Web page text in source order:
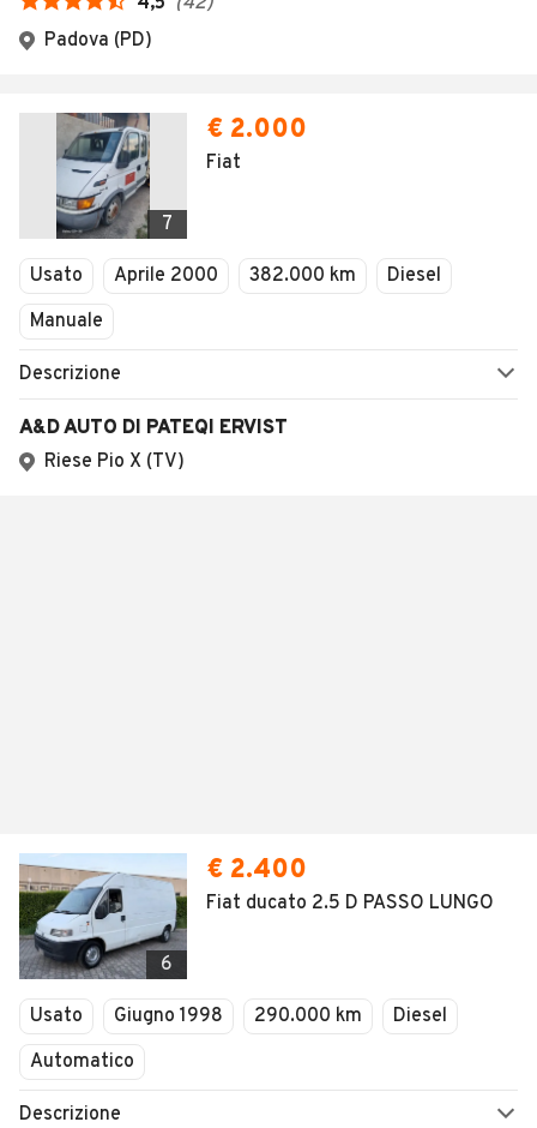
Padova (PD)
7
€ 2.000
Fiat
Usato Aprile 2000 382.000 km
Diesel
Manuale
Descrizione
A&D AUTO DI PATEQI ERVIST
Riese Pio X (TV)
6
€ 2.400
Fiat ducato 2.5 D PASSO LUNGO
Usato Giugno 1998 290.000 km
Diesel
Automatico
Descrizione